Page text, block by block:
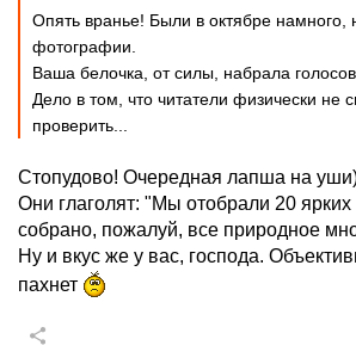
Опять вранье! Были в октябре намного,
фотографии.
Ваша белочка, от силы, набрала
Дело в том, что читатели физически не
проверить...
Стопудово! Очередная лапша на
Они глаголят: "Мы отобрали 20 ярких
собрано, пожалуй, все природное
Ну и вкус же у вас, господа.
пахнет